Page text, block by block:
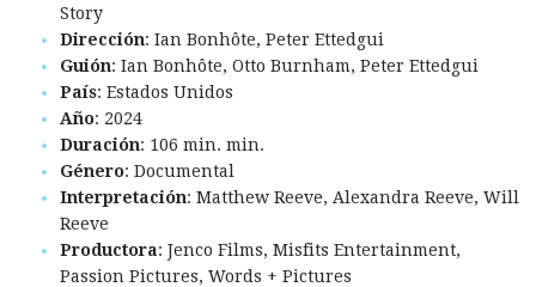
Story
Dirección: Ian Bonhôte, Peter Ettedgui
Guión: Ian Bonhôte, Otto Burnham, Peter Ettedgui
País: Estados Unidos
Año: 2024
Duración: 106 min. min.
Género: Documental
Interpretación: Matthew Reeve, Alexandra Reeve, Will
Reeve
Productora: Jenco Films, Misfits Entertainment,
Passion Pictures, Words + Pictures